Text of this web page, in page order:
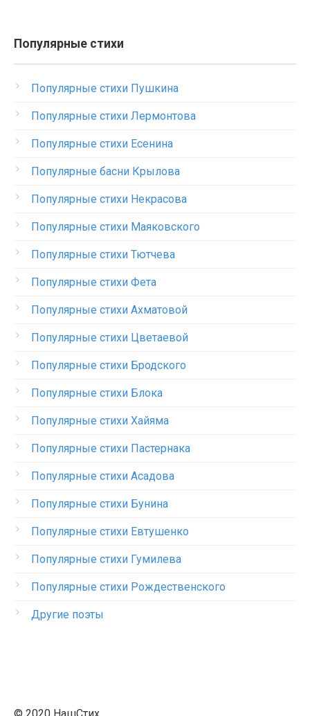
Популярные стихи
Популярные стихи Пушкина
Популярные стихи Лермонтова
Популярные стихи Есенина
Популярные басни Крылова
Популярные стихи Некрасова
Популярные стихи Маяковского
Популярные стихи Тютчева
Популярные стихи Фета
Популярные стихи Ахматовой
Популярные стихи Цветаевой
Популярные стихи Бродского
Популярные стихи Блока
Популярные стихи Хайяма
Популярные стихи Пастернака
Популярные стихи Асадова
Популярные стихи Бунина
Популярные стихи Евтушенко
Популярные стихи Гумилева
Популярные стихи Рождественского
Другие поэты